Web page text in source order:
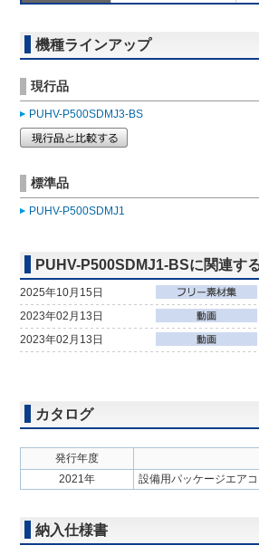
機種ラインアップ
現行品
PUHV-P500SDMJ3-BS
標準品
PUHV-P500SDMJ1
PUHV-P500SDMJ1-BSに関連す
2025年10月15日
2023年02月13日
2023年02月13日
カタログ
発行年度
2021年
設備用パッケージエア
納入仕様書